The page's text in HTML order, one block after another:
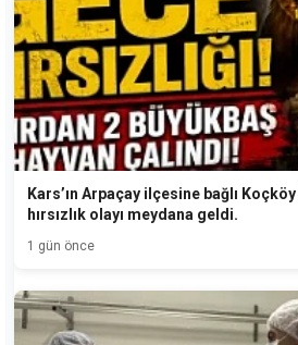
Kars’ın Arpaçay ilçesine bağlı
hırsızlık olayı meydana geldi.
1 gün önce